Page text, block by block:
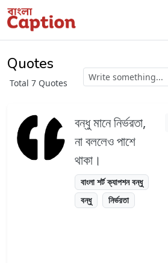
Quotes
Total 7 Quotes
বন্ধু মানে নির্ভরতা,
না বললেও পাশে
থাকা।
বাংলা শর্ট ক্যাপশন বন্ধু
বন্ধু
নির্ভরতা